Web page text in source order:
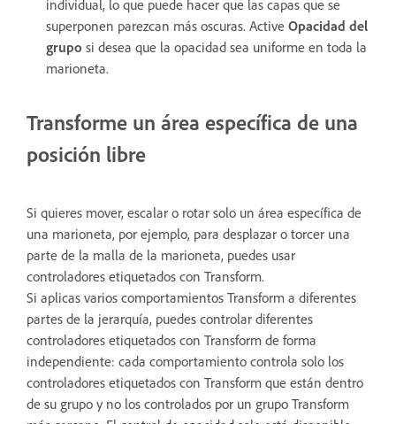
individual, lo que puede hacer que las capas que se
superponen parezcan más oscuras. Active Opacidad del
grupo si desea que la opacidad sea uniforme en toda la
marioneta.
Transforme un área específica de una
posición libre
Si quieres mover, escalar o rotar solo un área específica de
una marioneta, por ejemplo, para desplazar o torcer una
parte de la malla de la marioneta, puedes usar
controladores etiquetados con Transform.
Si aplicas varios comportamientos Transform a diferentes
partes de la jerarquía, puedes controlar diferentes
controladores etiquetados con Transform de forma
independiente: cada comportamiento controla solo los
controladores etiquetados con Transform que están dentro
de su grupo y no los controlados por un grupo Transform